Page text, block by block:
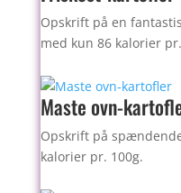
Opskrift på en
med kun 86 kalorier
Maste ovn-
Opskrift på
kalorier pr. 100g.